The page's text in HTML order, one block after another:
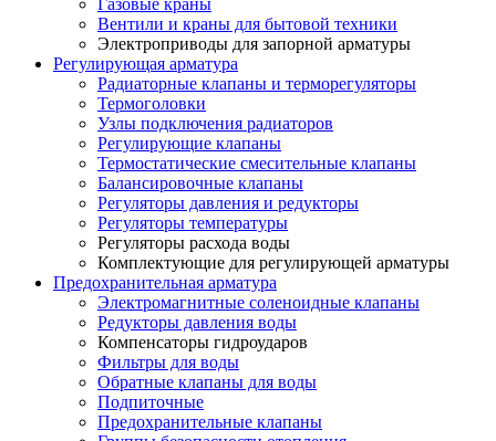
Газовые краны
Вентили и краны для бытовой техники
Электроприводы для запорной арматуры
Регулирующая арматура
Радиаторные клапаны и терморегуляторы
Термоголовки
Узлы подключения радиаторов
Регулирующие клапаны
Термостатические смесительные клапаны
Балансировочные клапаны
Регуляторы давления и редукторы
Регуляторы температуры
Регуляторы расхода воды
Комплектующие для регулирующей арматуры
Предохранительная арматура
Электромагнитные соленоидные клапаны
Редукторы давления воды
Компенсаторы гидроударов
Фильтры для воды
Обратные клапаны для воды
Подпиточные
Предохранительные клапаны